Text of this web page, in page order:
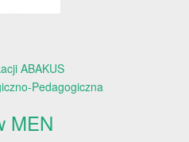
ABAKUS
Pedagogiczna
MEN